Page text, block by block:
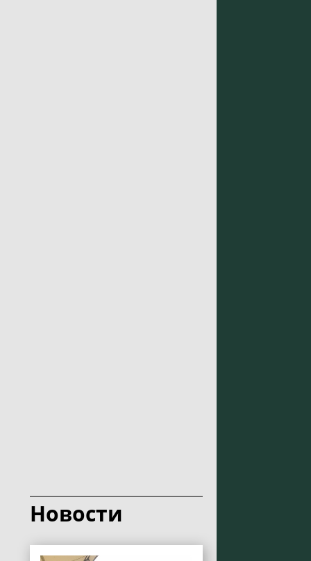
Новости